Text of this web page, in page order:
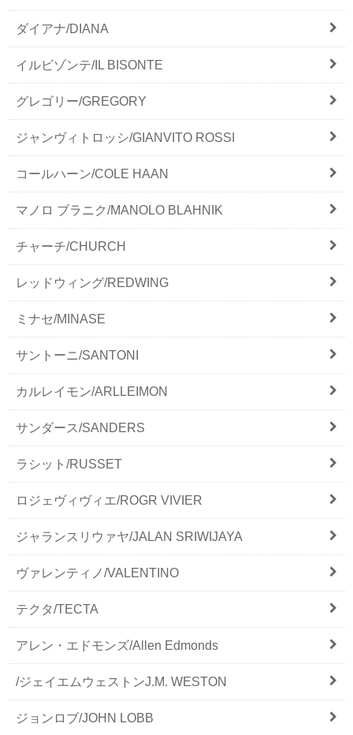
ダイアナ/DIANA
イルビゾンテ/IL BISONTE
グレゴリー/GREGORY
ジャンヴィトロッシ/GIANVITO ROSSI
コールハーン/COLE HAAN
マノロ ブラニク/MANOLO BLAHNIK
チャーチ/CHURCH
レッドウィング/REDWING
ミナセ/MINASE
サントーニ/SANTONI
カルレイモン/ARLLEIMON
サンダース/SANDERS
ラシット/RUSSET
ロジェヴィヴィエ/ROGR VIVIER
ジャランスリウァヤ/JALAN SRIWIJAYA
ヴァレンティノ/VALENTINO
テクタ/TECTA
アレン・エドモンズ/Allen Edmonds
/ジェイエムウェストンJ.M. WESTON
ジョンロブ/JOHN LOBB